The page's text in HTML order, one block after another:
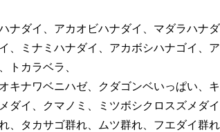
ナダイ、アカオビハナダイ、マダラハナ
、ミナミハナダイ、アカボシハナゴイ、
トカラベラ、
キナワベニハゼ、クダゴンベいっぱい、
ダイ、クマノミ、ミツボシクロスズメダ
、タカサゴ群れ、ムツ群れ、フエダイ群